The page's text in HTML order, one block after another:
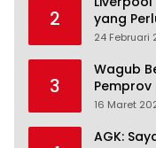
2
yang
24 Februari
3
Wagub
16 Maret
AGK: